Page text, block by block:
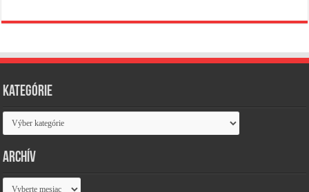
Kategórie
Kategórie
Archív
Archív